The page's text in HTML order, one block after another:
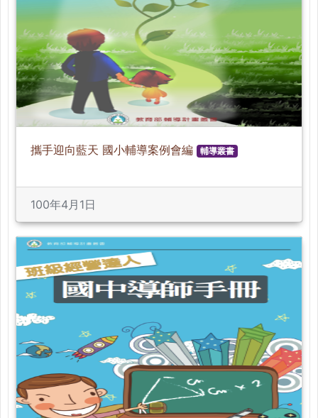
攜手迎向藍天 國小輔導案例會編 輔導叢書
100年4月1日